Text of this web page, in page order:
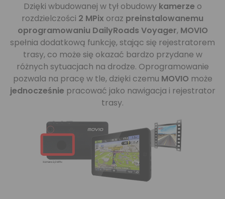
Dzięki wbudowanej w tył obudowy kamerze o
rozdzielczości 2 MPix oraz preinstalowanemu
oprogramowaniu DailyRoads Voyager, MOVIO
spełnia dodatkową funkcję, stając się rejestratorem
trasy, co może się okazać bardzo przydane w
różnych sytuacjach na drodze. Oprogramowanie
pozwala na pracę w tle, dzięki czemu MOVIO może
jednocześnie pracować jako nawigacja i rejestrator
trasy.